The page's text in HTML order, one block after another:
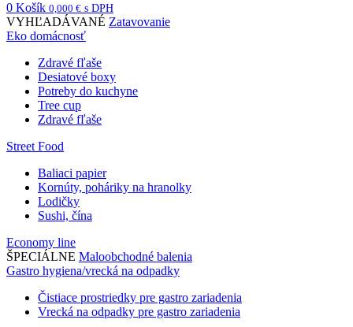
0 Košík 0,000 € s DPH
VYHĽADÁVANÉ Zatavovanie
Eko domácnosť
Zdravé fľaše
Desiatové boxy
Potreby do kuchyne
Tree cup
Zdravé fľaše
Street Food
Baliaci papier
Kornúty, poháriky na hranolky
Lodičky
Sushi, čína
Economy line
ŠPECIÁLNE Maloobchodné balenia
Gastro hygiena/vrecká na odpadky
Čistiace prostriedky pre gastro zariadenia
Vrecká na odpadky pre gastro zariadenia